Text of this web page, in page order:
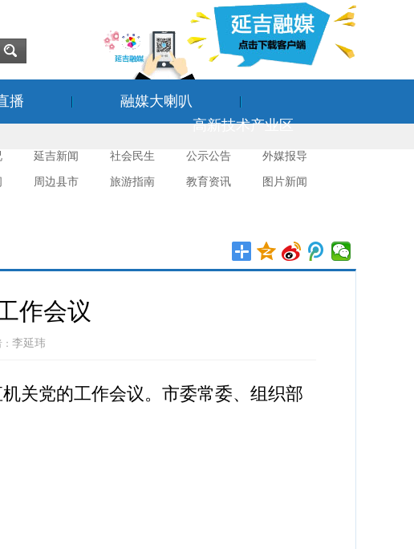
播
融媒大喇叭
高新技术产业区
延吉新闻 社会民生 公示公告 外媒报导
周边县市 旅游指南 教育资讯 图片新闻
作会议
李延玮
关党的工作会议。市委常委、组织部